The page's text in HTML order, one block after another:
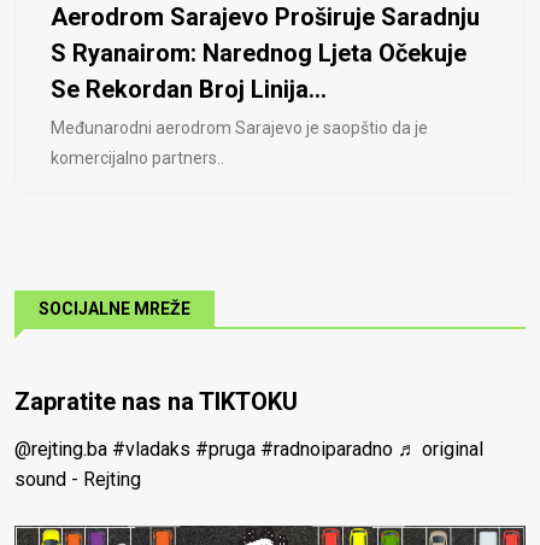
Aerodrom Sarajevo Proširuje Saradnju
S Ryanairom: Narednog Ljeta Očekuje
Se Rekordan Broj Linija...
Međunarodni aerodrom Sarajevo je saopštio da je
komercijalno partners..
SOCIJALNE MREŽE
Zapratite nas na TIKTOKU
@rejting.ba #vladaks #pruga #radnoiparadno ♬ original
sound - Rejting